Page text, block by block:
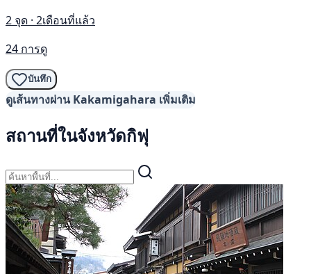
2 จุด · 2เดือนที่แล้ว
24 การดู
บันทึก
ดูเส้นทางผ่าน Kakamigahara เพิ่มเติม
สถานที่ในจังหวัดกิฟุ